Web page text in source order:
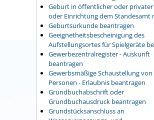
Geburt in öffentlicher oder
oder Einrichtung dem Standesamt
Geburtsurkunde beantragen
Geeignetheitsbescheinigung des
Aufstellungsortes für Spielgeräte
Gewerbezentralregister - Auskunft
beantragen
Gewerbsmäßige Schaustellung von
Personen - Erlaubnis beantragen
Grundbuchabschrift oder
Grundbuchausdruck beantragen
Grundstücksanschluss an